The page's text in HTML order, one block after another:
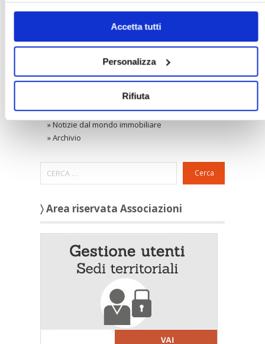
solo i cookie necessari.
Accetta tutti
Personalizza
Rifiuta
»Condominio
Locazione ad uso diverso dall'abitativo
Confedilizia notizie
Raccolta Confedilizia notizie
»Ultimi aggiornamenti
»Confedilizia
» Notizie dal mondo immobiliare
»Archivio
Cerca
〉 Area riservata Associazioni